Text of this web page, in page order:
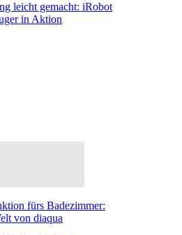
leicht gemacht: iRobot
in Aktion
fürs Badezimmer:
von diaqua